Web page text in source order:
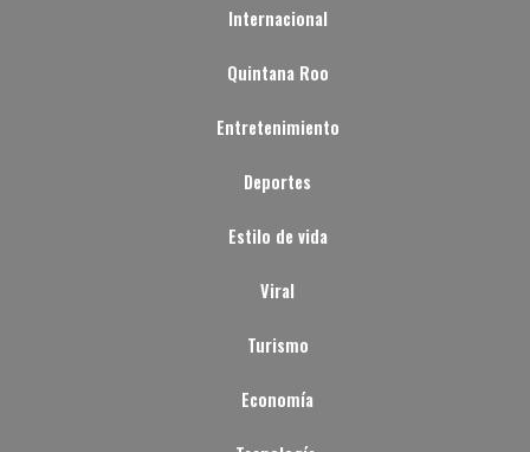
Internacional
Quintana Roo
Entretenimiento
Deportes
Estilo de vida
Viral
Turismo
Economía